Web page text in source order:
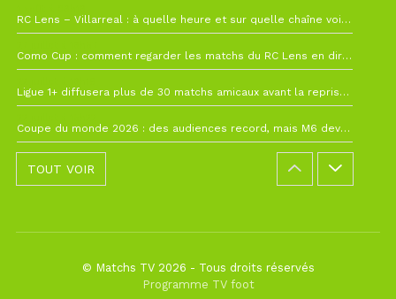
RC Lens – Villarreal : à quelle heure et sur quelle chaîne voir la finale de la Como Cup ?
Como Cup : comment regarder les matchs du RC Lens en direct ?
Ligue 1+ diffusera plus de 30 matchs amicaux avant la reprise de la Ligue 1
Coupe du monde 2026 : des audiences record, mais M6 devrait perdre très gros !
TOUT VOIR
© Matchs TV 2026 - Tous droits réservés
Programme TV foot